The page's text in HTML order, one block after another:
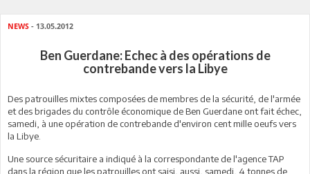
NEWS - 13.05.2012
Ben Guerdane: Echec à des opérations de
contrebande vers la Libye
Des patrouilles mixtes composées de membres de la sécurité, de l'armée
et des brigades du contrôle économique de Ben Guerdane ont fait échec,
samedi, à une opération de contrebande d'environ cent mille oeufs vers
la Libye.
Une source sécuritaire a indiqué à la correspondante de l'agence TAP
dans la région que les patrouilles ont saisi, aussi, samedi, 4 tonnes de